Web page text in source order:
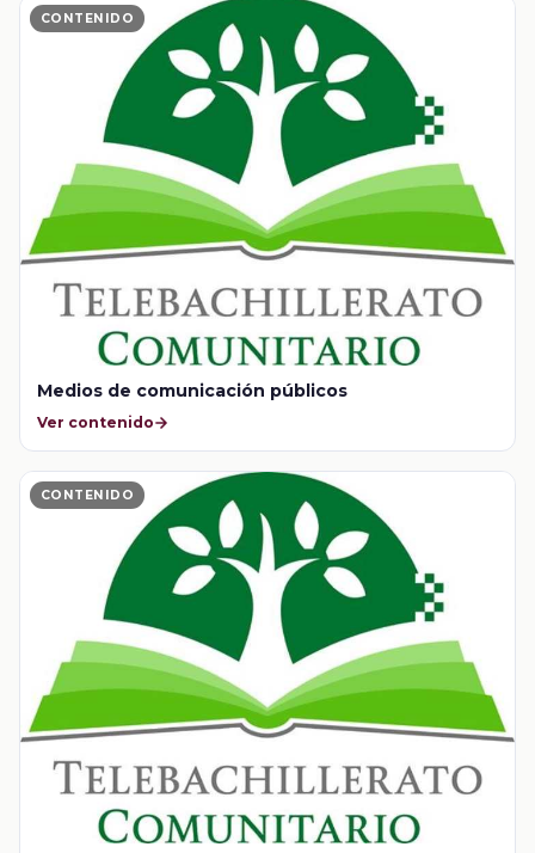
CONTENIDO
Medios de comunicación públicos
Ver contenido
CONTENIDO